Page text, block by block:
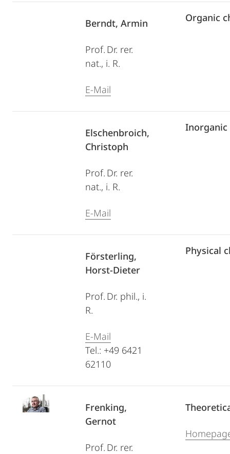
Berndt, Armin
Prof. Dr. rer.
nat., i. R.
E-Mail
Organic
Elschenbroich,
Christoph
Prof. Dr. rer.
nat., i. R.
E-Mail
Försterling,
Horst-Dieter
Prof. Dr. phil., i.
R.
E-Mail
Tel.: +49 6421
62110
Physical
Frenking,
Gernot
Prof. Dr. rer.